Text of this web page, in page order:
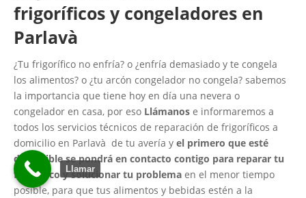
frigoríficos y congeladores en
Parlavà
¿Tu frigorífico no enfría? o ¿enfría demasiado y te congela
los alimentos? o ¿tu arcón congelador no congela? sabemos
la importancia que tiene hoy en día una nevera o
congelador en casa, por eso Llámanos e informaremos a
todos los servicios técnicos de reparación de frigoríficos a
domicilio en Parlavà de tu avería y el primero que esté
disponible se pondrá en contacto contigo para reparar tu
frigorífico y solucionar tu problema en el menor tiempo
posible, para que tus alimentos y bebidas estén a la
Llamar